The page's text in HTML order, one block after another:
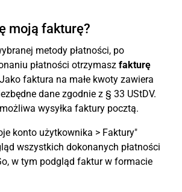
moją fakturę?
metody płatności, po
płatności otrzymasz fakturę
faktura na małe kwoty zawiera
dane zgodnie z § 33 UStDV.
wysyłka faktury pocztą.
konto użytkownika > Faktury"
wszystkich dokonanych płatności
w tym podgląd faktur w formacie